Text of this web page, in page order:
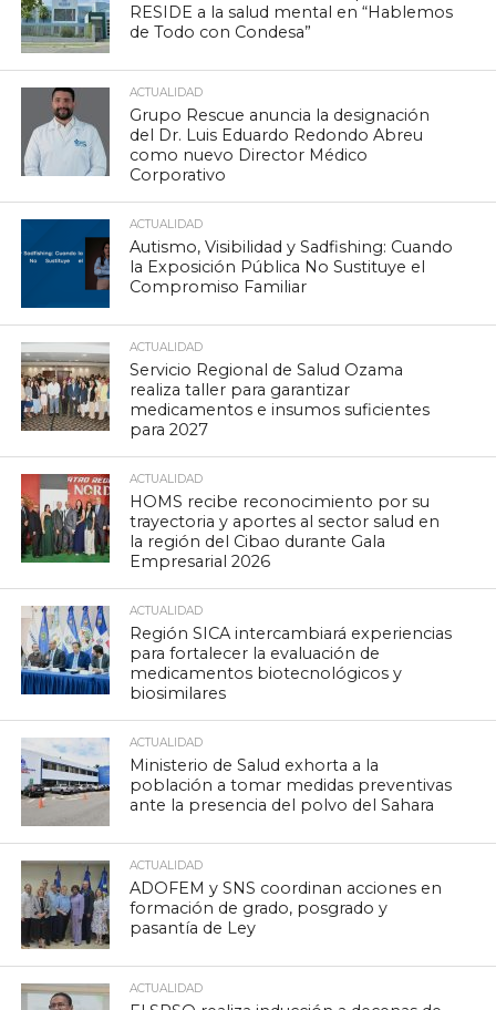
RESIDE a la salud mental en “Hablemos
de Todo con Condesa”
ACTUALIDAD
Grupo Rescue anuncia la designación
del Dr. Luis Eduardo Redondo Abreu
como nuevo Director Médico
Corporativo
ACTUALIDAD
Autismo, Visibilidad y Sadfishing: Cuando
la Exposición Pública No Sustituye el
Compromiso Familiar
ACTUALIDAD
Servicio Regional de Salud Ozama
realiza taller para garantizar
medicamentos e insumos suficientes
para 2027
ACTUALIDAD
HOMS recibe reconocimiento por su
trayectoria y aportes al sector salud en
la región del Cibao durante Gala
Empresarial 2026
ACTUALIDAD
Región SICA intercambiará experiencias
para fortalecer la evaluación de
medicamentos biotecnológicos y
biosimilares
ACTUALIDAD
Ministerio de Salud exhorta a la
población a tomar medidas preventivas
ante la presencia del polvo del Sahara
ACTUALIDAD
ADOFEM y SNS coordinan acciones en
formación de grado, posgrado y
pasantía de Ley
ACTUALIDAD